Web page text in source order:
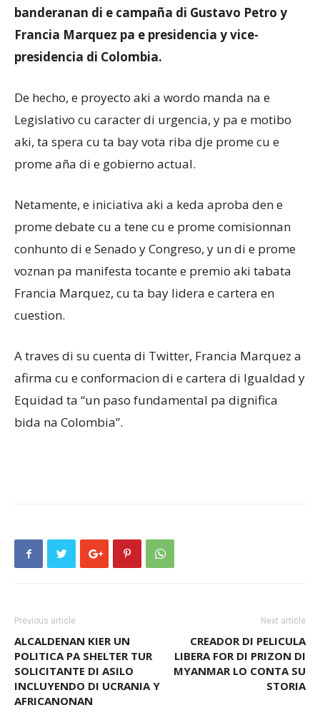
banderanan di e campaña di Gustavo Petro y
Francia Marquez pa e presidencia y vice-
presidencia di Colombia.
De hecho, e proyecto aki a wordo manda na e
Legislativo cu caracter di urgencia, y pa e motibo
aki, ta spera cu ta bay vota riba dje prome cu e
prome aña di e gobierno actual.
Netamente, e iniciativa aki a keda aproba den e
prome debate cu a tene cu e prome comisionnan
conhunto di e Senado y Congreso, y un di e prome
voznan pa manifesta tocante e premio aki tabata
Francia Marquez, cu ta bay lidera e cartera en
cuestion.
A traves di su cuenta di Twitter, Francia Marquez a
afirma cu e conformacion di e cartera di Igualdad y
Equidad ta “un paso fundamental pa dignifica
bida na Colombia”.
Previous article
ALCALDENAN KIER UN
POLITICA PA SHELTER TUR
SOLICITANTE DI ASILO
INCLUYENDO DI UCRANIA Y
AFRICANONAN
Next article
CREADOR DI PELICULA
LIBERA FOR DI PRIZON DI
MYANMAR LO CONTA SU
STORIA